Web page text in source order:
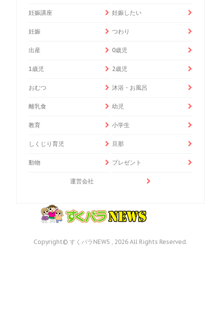
妊娠講座 妊娠したい
妊娠 つわり
出産 0歳児
1歳児 2歳児
おむつ 沐浴・お風呂
離乳食 幼児
教育 小学生
しくじり育児 旦那
動物 プレゼント
運営会社
Copyright© すくパラNEWS , 2026 All Rights Reserved.